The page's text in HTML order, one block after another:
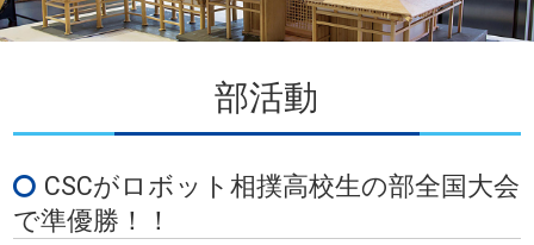
部活動
CSCがロボット相撲高校生の部全国大会
で準優勝！！